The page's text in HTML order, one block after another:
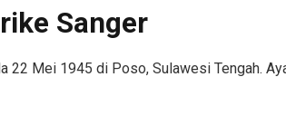
Sanger
22 Mei 1945 di Poso, Sulawesi Tengah.